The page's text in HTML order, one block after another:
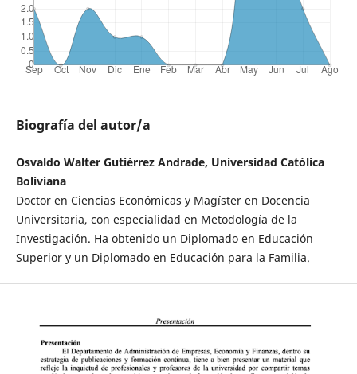
Biografía del autor/a
Osvaldo Walter Gutiérrez Andrade, Universidad Católica
Boliviana
Doctor en Ciencias Económicas y Magíster en Docencia
Universitaria, con especialidad en Metodología de la
Investigación. Ha obtenido un Diplomado en Educación
Superior y un Diplomado en Educación para la Familia.